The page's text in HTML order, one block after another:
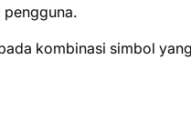
pengguna.
kombinasi simbol